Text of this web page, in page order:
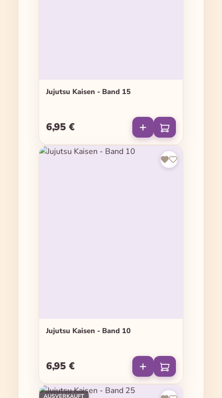
Jujutsu Kaisen - Band 15
Regulärer Preis:
6,95 €
Jujutsu Kaisen - Band 10
Regulärer Preis:
6,95 €
AUSVERKAUFT